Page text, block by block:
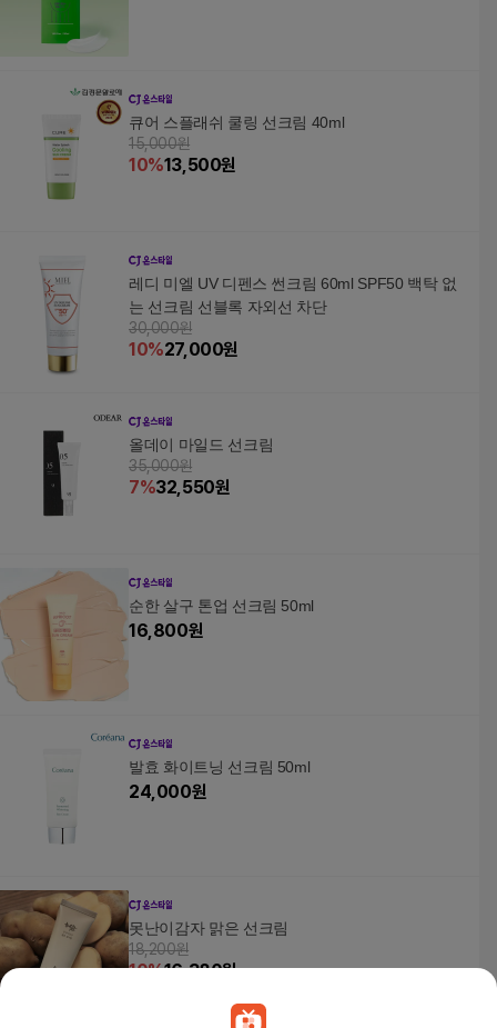
큐어 스플래쉬 쿨링 선크림 40ml
15,000원
10%13,500원
레디 미엘 UV 디펜스 썬크림 60ml SPF50 백탁 없
는 선크림 선블록 자외선 차단
30,000원
10%27,000원
올데이 마일드 선크림
35,000원
7%32,550원
순한 살구 톤업 선크림 50ml
16,800원
발효 화이트닝 선크림 50ml
24,000원
못난이감자 맑은 선크림
18,200원
10%16,380원